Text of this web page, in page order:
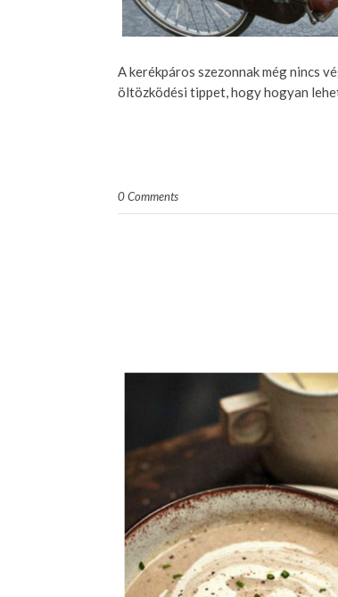
A kerékpáros szezonnak még nincs
öltözködési tippet, hogy hogyan
0 Comments